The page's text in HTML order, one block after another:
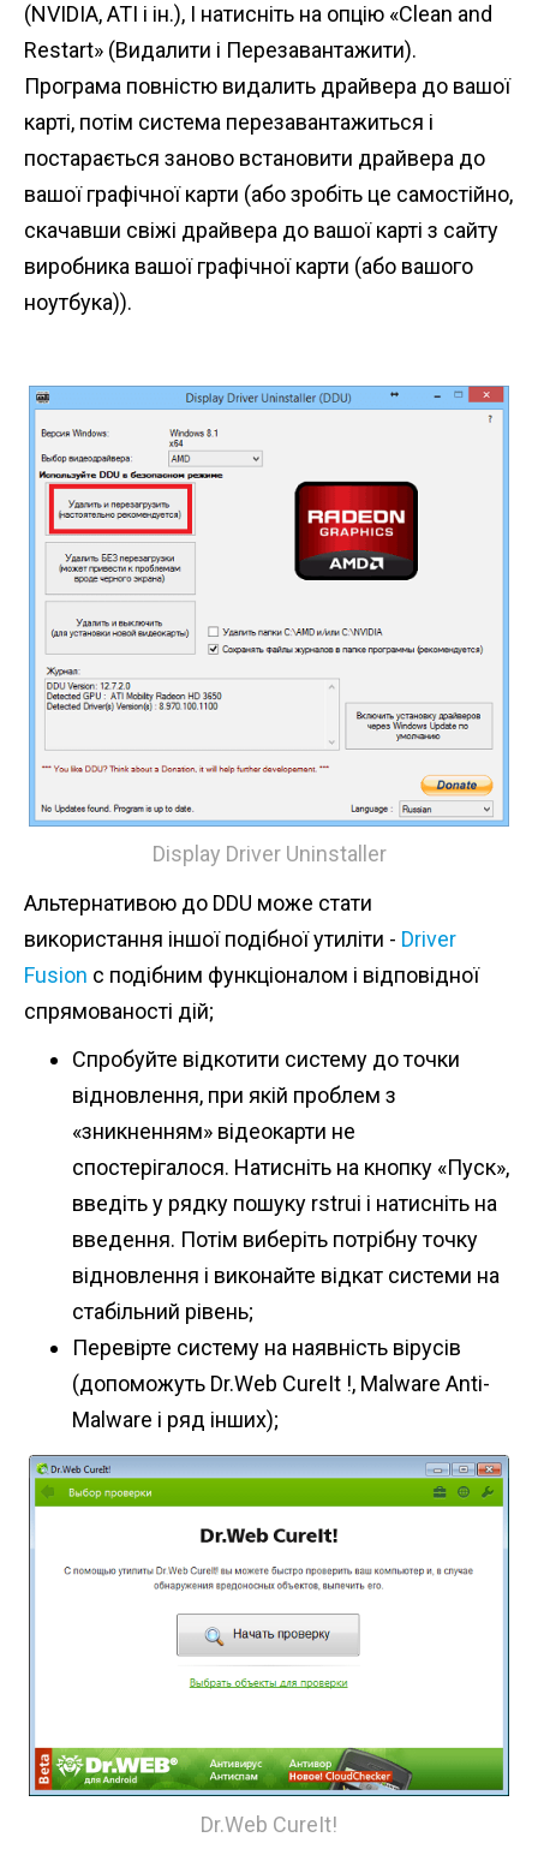
(NVIDIA, ATI і ін.), І натисніть на опцію «Clean and
Restart» (Видалити і Перезавантажити).
Програма повністю видалить драйвера до вашої
карті, потім система перезавантажиться і
постарається заново встановити драйвера до
вашої графічної карти (або зробіть це самостійно,
скачавши свіжі драйвера до вашої карті з сайту
виробника вашої графічної карти (або вашого
ноутбука)).
Display Driver Uninstaller
Альтернативою до DDU може стати
використання іншої подібної утиліти - Driver
Fusion c подібним функціоналом і відповідної
спрямованості дій;
Спробуйте відкотити систему до точки
відновлення, при якій проблем з
«зникненням» відеокарти не
спостерігалося. Натисніть на кнопку «Пуск»,
введіть у рядку пошуку rstrui і натисніть на
введення. Потім виберіть потрібну точку
відновлення і виконайте відкат системи на
стабільний рівень;
Перевірте систему на наявність вірусів
(допоможуть Dr.Web CureIt !, Malware Anti-
Malware і ряд інших);
Dr.Web CureIt!